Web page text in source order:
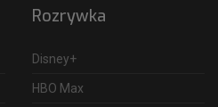
Rozrywka
Disney+
HBO Max